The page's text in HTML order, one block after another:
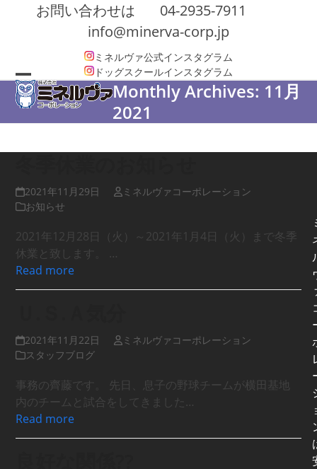
お問い合わせは
04-2935-7911
info@minerva-corp.jp
ミネルヴァ公式インスタグラム
ドッグスクールインスタグラム
Open
mobile
Close
mobile
Monthly Archives: 11月
2021
2021年11月29日
ミネルヴァコーポレーション
お知らせ
2021年12月28日（火）～2021年1月4日（火）まで冬季
休業と致します。 …
Read more
2021年11月22日
ミネルヴァコーポレーション
スタッフブログ
事務の齊藤です。 先日、息子の野球チームが横田基地
内のチームと試合をしてきました…
Read more